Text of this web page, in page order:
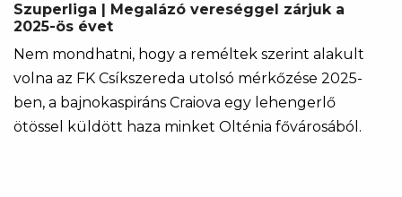
Szuperliga | Megalázó vereséggel zárjuk a
2025-ös évet
Nem mondhatni, hogy a reméltek szerint alakult
volna az FK Csíkszereda utolsó mérkőzése 2025-
ben, a bajnokaspiráns Craiova egy lehengerlő
ötössel küldött haza minket Olténia fővárosából.